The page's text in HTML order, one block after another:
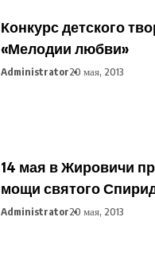
Конкурс детского
«Мелодии любви»
Administrator20 мая, 2013
14 мая в Жировичи
мощи святого
Administrator20 мая, 2013